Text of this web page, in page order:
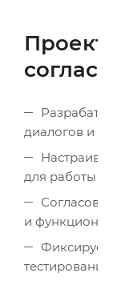
диалогов и
для работы в
и
Фиксируем
тестирования.